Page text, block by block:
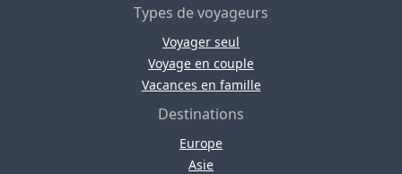
Types de voyageurs
Voyager seul
Voyage en couple
Vacances en famille
Destinations
Europe
Asie